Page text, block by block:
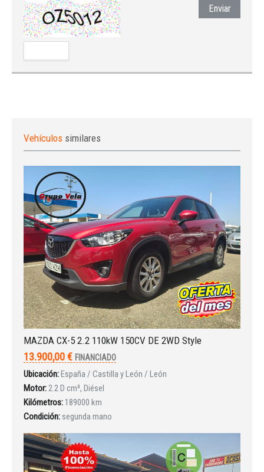
Enviar
Vehículos similares
MAZDA CX-5 2.2 110kW 150CV DE 2WD Style
13.900,00 € FINANCIADO
Ubicación:España / Castilla y León / León
Motor:2.2 D cm³, Diésel
Kilómetros: 189000 km
Condición: segunda mano